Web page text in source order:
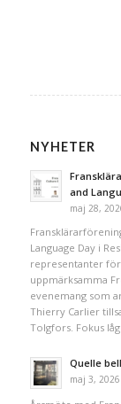
NYHETER
and
maj 28,
Language Day i
representanter
uppmärksamma
evenemang som
Thierry Carlier
Tolgfors. Fokus
Quelle
maj 3,